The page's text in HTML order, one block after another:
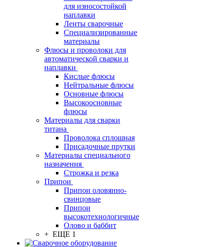
для износостойкой
наплавки
Ленты сварочные
Специализированные
материалы
Флюсы и проволоки для
автоматической сварки и
наплавки
Кислые флюсы
Нейтральные флюсы
Основные флюсы
Высокоосновные
флюсы
Материалы для сварки
титана
Проволока сплошная
Присадочные прутки
Материалы специального
назначения
Строжка и резка
Припои
Припои оловянно-
свинцовые
Припои
высокотехнологичные
Олово и баббит
+ ЕЩЕ 1